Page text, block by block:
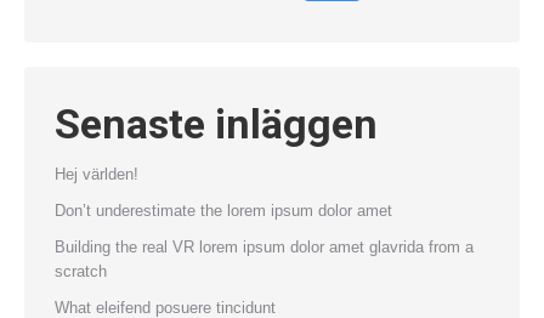
Senaste inläggen
Hej världen!
Don’t underestimate the lorem ipsum dolor amet
Building the real VR lorem ipsum dolor amet glavrida from a
scratch
What eleifend posuere tincidunt